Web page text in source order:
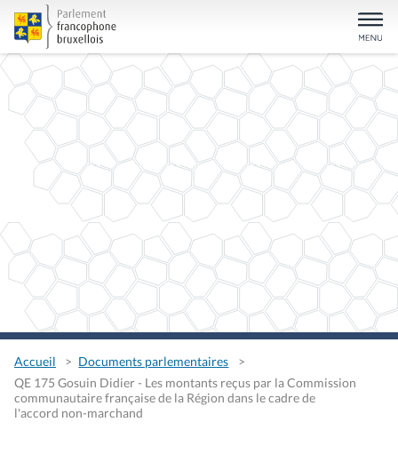
Accueil
Documents parlementaires
QE 175 Gosuin Didier - Les montants reçus par la Commission
communautaire française de la Région dans le cadre de
l'accord non-marchand